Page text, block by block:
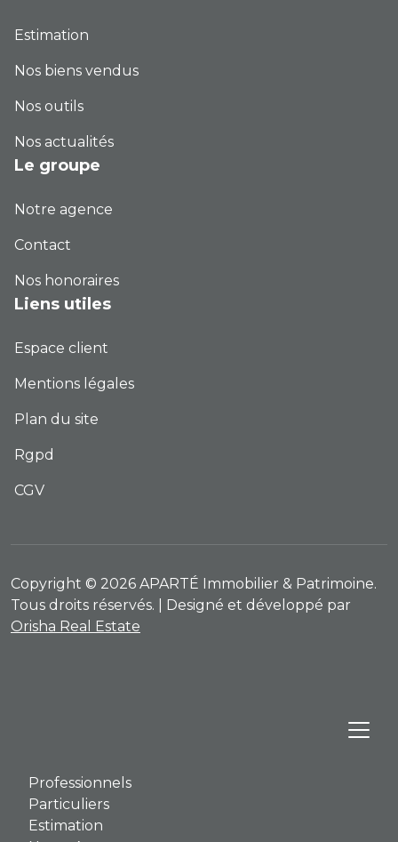
Estimation
Nos biens vendus
Nos outils
Nos actualités
Le groupe
Notre agence
Contact
Nos honoraires
Liens utiles
Espace client
Mentions légales
Plan du site
Rgpd
CGV
Copyright © 2026 APARTÉ Immobilier & Patrimoine.
Tous droits réservés. | Designé et développé par
Orisha Real Estate
Professionnels
Particuliers
Estimation